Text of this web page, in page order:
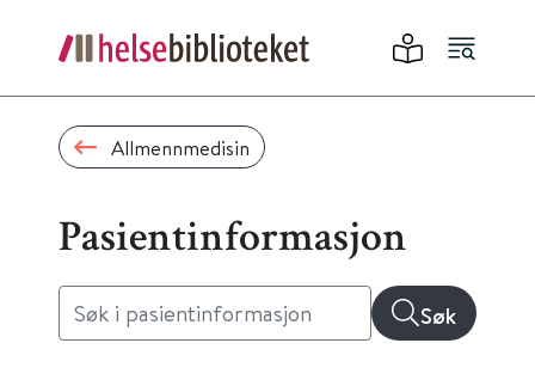
Allmennmedisin
Pasientinformasjon
Søk